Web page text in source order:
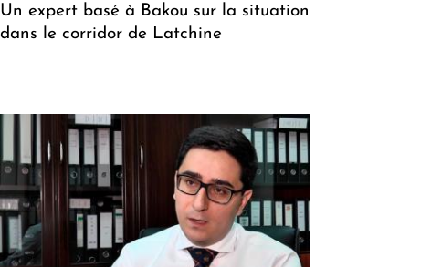
Un expert basé à Bakou sur la situation
dans le corridor de Latchine